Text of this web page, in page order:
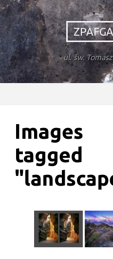
ul. św.
Images
tagged